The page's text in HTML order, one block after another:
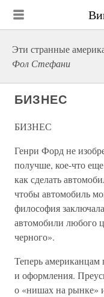
Эти странные
Фол Стефани
БИЗНЕС
БИЗНЕС
Генри Форд не
получше, кое-что
как сделать
чтобы автомобиль
философия
автомобили любого
черного».
Теперь американцам
и оформления.
о «нишах на рынке»